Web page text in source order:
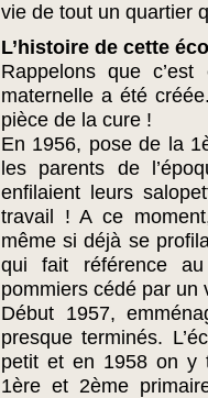
vie de tout un quartier
L’histoire de cette
Rappelons que
maternelle a été
pièce de la cure !
En 1956, pose de la
les parents de
enfilaient leurs
travail ! A ce
même si déjà se
qui fait référence
pommiers cédé par un
Début 1957,
presque terminés.
petit et en 1958 on y
1ère et 2ème